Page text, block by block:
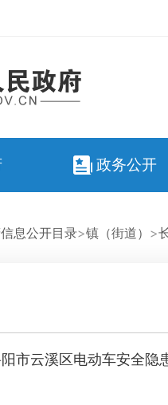
政务公开
息公开目录>镇（街道） >
市云溪区电动车安全隐